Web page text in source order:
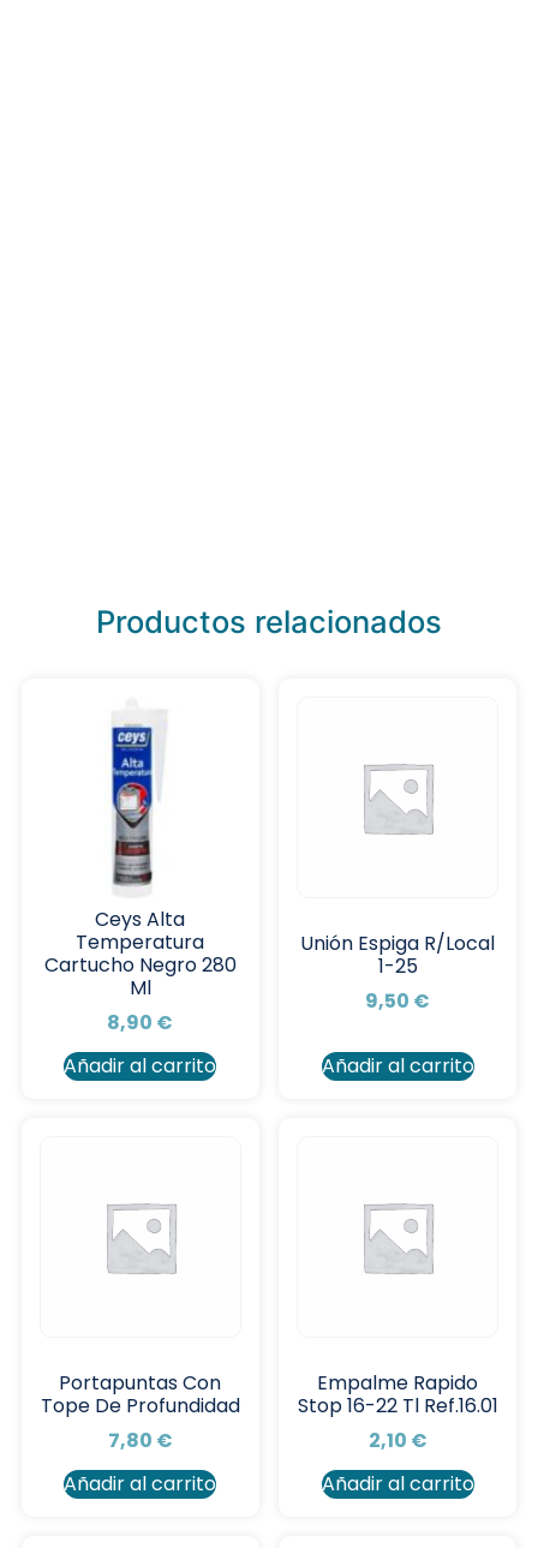
Productos relacionados
Ceys Alta
Temperatura
Cartucho Negro 280
Ml
8,90 €
Añadir al carrito
Unión Espiga R/Local
1-25
9,50 €
Añadir al carrito
Portapuntas Con
Tope De Profundidad
7,80 €
Añadir al carrito
Empalme Rapido
Stop 16-22 Tl Ref.16.01
2,10 €
Añadir al carrito